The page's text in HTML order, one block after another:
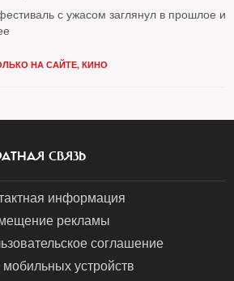
с ужасом заглянул в прошлое и
НА САЙТЕ, КИНО
СВЯЗЬ
информация
рекламы
соглашение
устройств